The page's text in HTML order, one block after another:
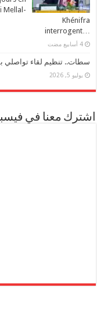
Mellal-
Khénifra
…interrogent
‏4 أسابيع مضت
سطات.. تنظيم لقاء تواصلي
يوليو 5, 2026
اشترك معنا في